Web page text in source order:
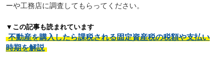
ーや工務店に調査してもらってください。
▼この記事も読まれています
不動産を購入したら課税される固定資産税の税額や支払い
時期を解説